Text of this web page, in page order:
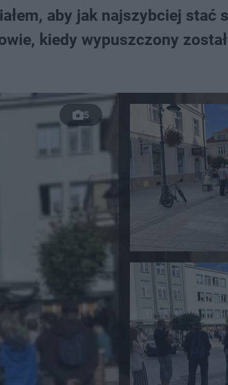
aby jak najszybciej stać
kiedy wypuszczony został
5